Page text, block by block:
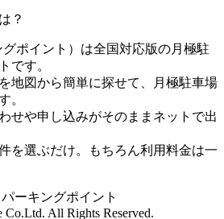
？
グポイント）は全国対応版の月極駐
です。
地図から簡単に探せて、月極駐車場
。
せや申し込みがそのままネットで出
を選ぶだけ。もちろん利用料金は一
ーキングポイント
All Rights Reserved.